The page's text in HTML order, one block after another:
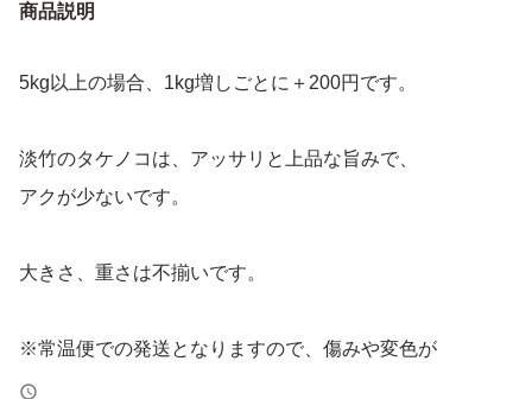
商品説明
5kg以上の場合、1kg増しごとに＋200円です。
淡竹のタケノコは、アッサリと上品な旨みで、
アクが少ないです。
大きさ、重さは不揃いです。
※常温便での発送となりますので、傷みや変色が
見られるおそれがあります。